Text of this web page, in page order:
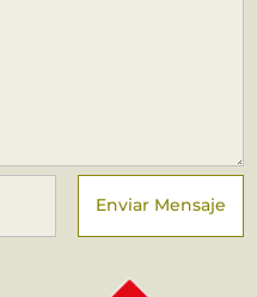
Enviar Mensaje